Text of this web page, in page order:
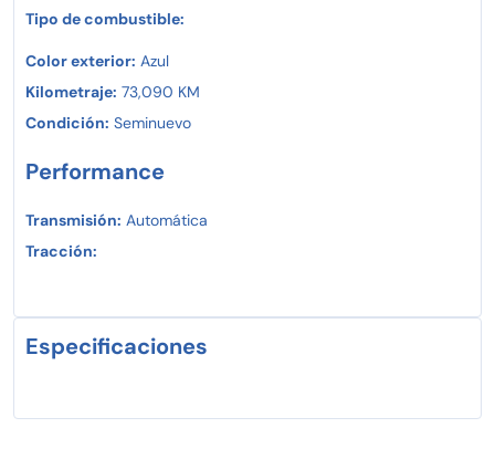
Tipo de combustible:
Color exterior: Azul
Kilometraje: 73,090 KM
Condición: Seminuevo
Performance
Transmisión: Automática
Tracción:
Especificaciones